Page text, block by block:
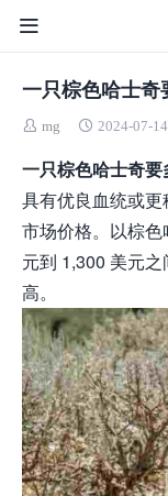
一只棕色哈士
mg 2024-07-14
一只棕色哈士奇
具有优良血统或
市场价格。以棕
元到 1,300 美元
高。